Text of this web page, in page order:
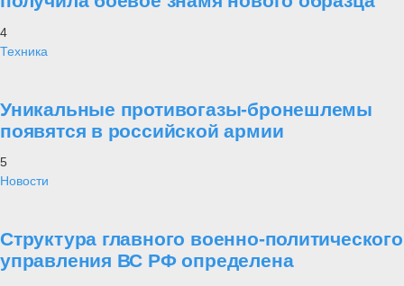
4
Техника
Уникальные противогазы-бронешлемы
появятся в российской армии
5
Новости
Структура главного военно-политического
управления ВС РФ определена